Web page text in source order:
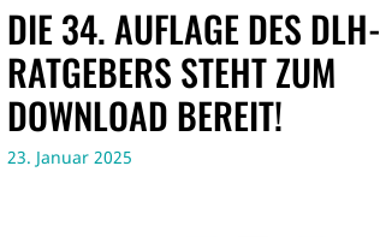
DIE 34. AUFLAGE DES DLH-
RATGEBERS STEHT ZUM
DOWNLOAD BEREIT!
23. Januar 2025